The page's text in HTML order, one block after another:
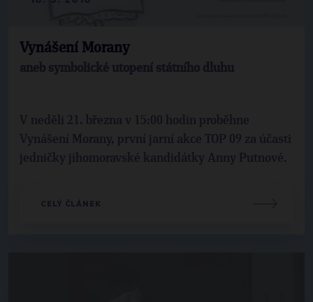
Vynášení Morany
aneb symbolické utopení státního dluhu
V neděli 21. března v 15:00 hodin proběhne
Vynášení Morany, první jarní akce TOP 09 za účasti
jedničky jihomoravské kandidátky Anny Putnové.
CELÝ ČLÁNEK